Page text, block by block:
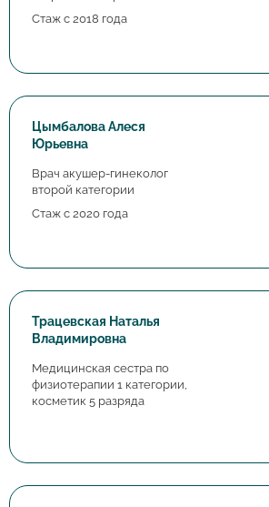
Стаж с 2018 года
Цымбалова Алеся
Юрьевна
Врач акушер-гинеколог
второй категории
Стаж с 2020 года
Трацевская Наталья
Владимировна
Медицинская сестра по
физиотерапии 1 категории,
косметик 5 разряда